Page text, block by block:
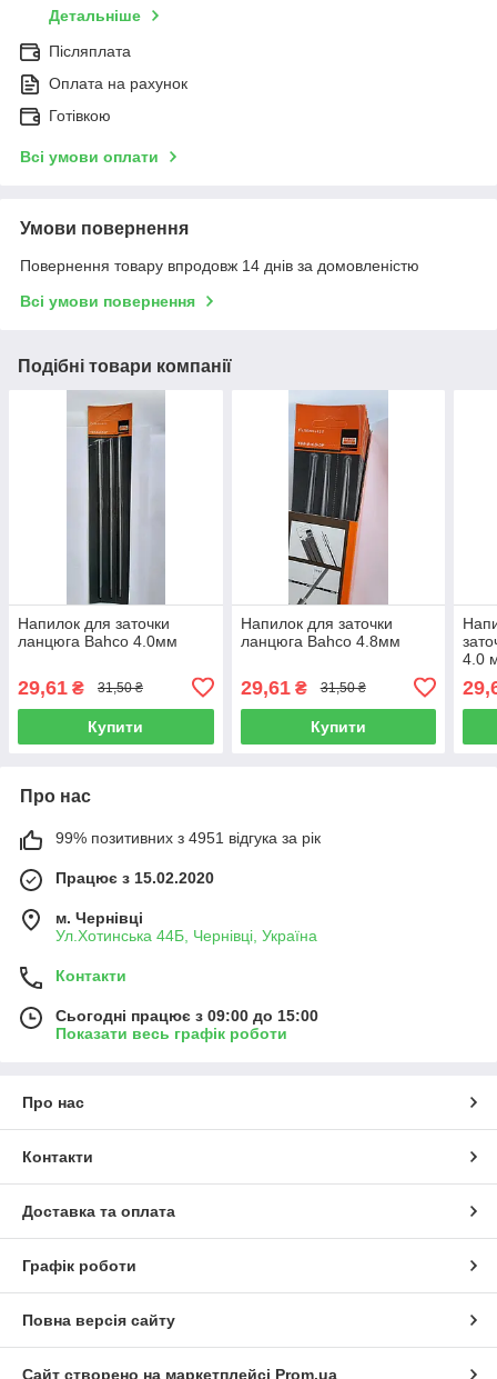
Детальніше
Післяплата
Оплата на рахунок
Готівкою
Всі умови оплати
Умови повернення
Повернення товару впродовж 14 днів за домовленістю
Всі умови повернення
Подібні товари компанії
Напилок для заточки
ланцюга Bahco 4.0мм
29,61 ₴ 31,50 ₴
Купити
Напилок для заточки
ланцюга Bahco 4.8мм
29,61₴ 31,50 ₴
Купити
4.0
Про нас
99% позитивних з 4951 відгука за рік
Працює з 15.02.2020
м. Чернівці
Ул.Хотинська 44Б, Чернівці, Україна
Контакти
Сьогодні працює з 09:00 до 15:00
Показати весь графік роботи
Про нас
Контакти
Доставка та оплата
Графік роботи
Повна версія сайту
Сайт створено на маркетплейсі Prom.ua